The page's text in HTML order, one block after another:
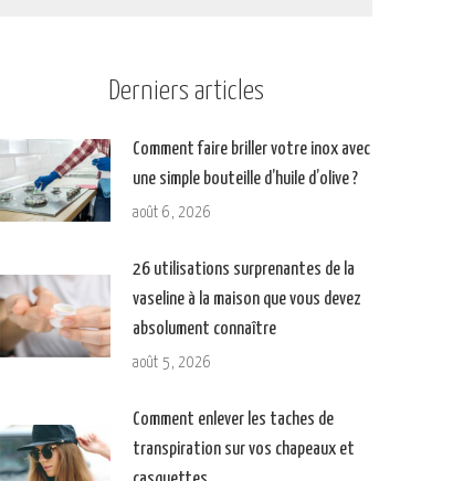
Derniers articles
Comment faire briller votre inox avec
une simple bouteille d’huile d’olive ?
août 6, 2026
26 utilisations surprenantes de la
vaseline à la maison que vous devez
absolument connaître
août 5, 2026
Comment enlever les taches de
transpiration sur vos chapeaux et